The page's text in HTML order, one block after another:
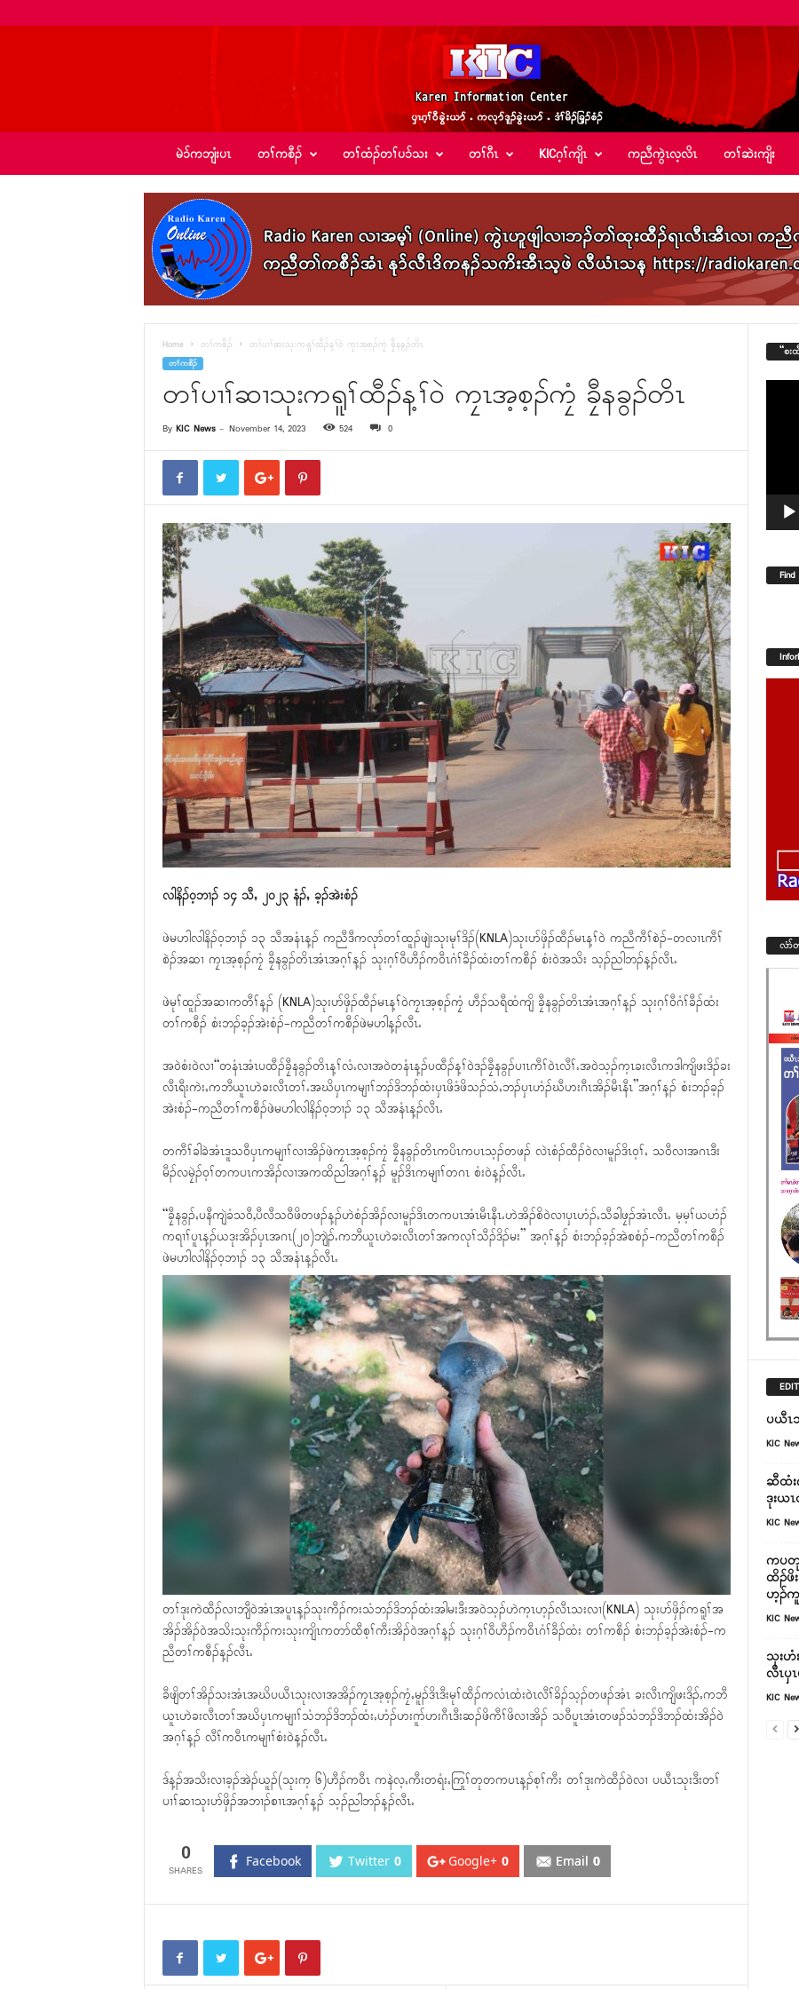
အဲ
မဲၥ်ကဘျံးပၤ တၢ်ကစီၣ် တၢ်ထံၣ်တၢ်ပၥ်သး တၢ်ဂီၤ KICဂ့ၢ်ကျိၤ ကညီကွဲၤလ့လိၤ တၢ်ဆဲးကျိး
Home တၢ်ကစီၣ် တၢ်ပၢၢ်ဆၢသုးကရူၢ်ထီၣ်န့ၢ်၀ဲ ကၠၤအ့စ့ၣ်ကၠံ ခၠီနခွၣ်တိၤ
တၢ်ကစီၣ်
တၢ်ပၢၢ်ဆၢသုးကရူၢ်ထီၣ်န့ၢ်၀ဲ ကၠၤအ့စ့ၣ်ကၠံ ခၠီနခွၣ်တိၤ
By KIC News- November 14, 2023 524 0
လါနိၣ်၀့ဘၢၣ် ၁၄ သီႇ ၂၀၂၃ နံၣ်ႇ ခ့ၣ်အဲးစံၣ်
ဖဲမဟါလါနိၣ်၀့ဘၢၣ် ၁၃ သီအနံၤန့ၣ် ကညီဒီကလုာ်တၢ်ထူၣ်ဖျဲးသုးမုၢ်ဒိၣ်(KNLA)သုးပာ်ဖှိၣ်ထီၣ်မၤန့ၢ်၀ဲ ကညီကီၢ်စဲၣ်-တလၢၤကီၢ်
စဲၣ်အဆၢ ကၠၤအ့စ့ၣ်ကၠံ ခၠီနခွၣ်တိၤအံၤအဂ့ၢ်န့ၣ် သုးဂ့ၢ်၀ီဟီၣ်က၀ီၤဂံၢ်ခီၣ်ထံးတၢ်ကစီၣ် စံး၀ဲအသိး သ့ၣ်ညါဘၣ်န့ၣ်လီၤႉ
ဖဲမုၢ်ထူၣ်အဆၢကတီၢ်န့ၣ် (KNLA)သုးပာ်ဖှိၣ်ထီၣ်မၤန့ၢ်၀ဲကၠၤအ့စ့ၣ်ကၠံ ဟီၣ်သရီထံကျိ ခၠီနခွၣ်တိၤအံၤအဂ့ၢ်န့ၣ် သုးဂ့ၢ်၀ီဂံၢ်ခီၣ်ထံး
တၢ်ကစီၣ် စံးဘၣ်ခ့ၣ်အဲးစံၣ်-ကညီတၢ်ကစီၣ်ဖဲမဟါန့ၣ်လီၤႉ
အ၀ဲစံး၀ဲလၢ“တနံၤအံၤပထီၣ်ခၠီနခွၣ်တိၤန့ၢ်လံႉလၢအ၀ဲတနံၤန့ၣ်ပထီၣ်န့ၢ်၀ဲဒၣ်ခၠီနခွၣ်ပၢၤကီၢ်၀ဲၤလီၢ်ႉအ၀ဲသ့ၣ်က့ၤခးလီၤကဒါကျိဖးဒိၣ်ခး
လီၤရီးကဲးႇကဘီယူၤဟဲခးလီၤတၢ်ႉအဃိၦၤကမျၢၢ်ဘၣ်ဒိဘၣ်ထံးၦၤဖိဒံဖိသၣ်သံႇဘၣ်ၦၤဟံၣ်ဃီဟးဂီၤအိၣ်မီၤနီၤ”အဂ့ၢ်န့ၣ် စံးဘၣ်ခ့ၣ်
အဲးစံၣ်-ကညီတၢ်ကစီၣ်ဖဲမဟါလါနိၣ်၀့ဘၢၣ် ၁၃ သီအနံၤန့ၣ်လီၤႉ
တကီၢ်ခါခဲအံၤဒူသ၀ီၦၤကမျၢၢ်လၢအိၣ်ဖဲကၠၤအ့စ့ၣ်ကၠံ ခၠီနခွၣ်တိၤကပိၤကပၤသ့ၣ်တဖၣ် လဲၤစံၣ်ထီၣ်၀ဲလၢမူၣ်ဒိၤ၀့ၢ်ႇ သ၀ီလၢအဂၤဒီး
မီၣ်လမၠဲၣ်၀့ၢ်တကပၤကအိၣ်လၢအကထိညါအဂ့ၢ်န့ၣ် မူၣ်ဒိၤကမျၢၢ်တဂၤ စံး၀ဲန့ၣ်လီၤႉ
“ခၠီနခွၣ်ႇပနီကျဲခံသ၀ီ,ပီလီသ၀ီဖိတဖၣ်န့ၣ်ဟဲစံၣ်အိၣ်လၢမူၣ်ဒိၤတကပၤအံၤမီၤနီၤႉဟဲအိၣ်စိ၀ဲလၢၦၤဟံၣ်ႇသီခါဖၠၣ်အံၤလီၤႉ မ့မ့ၢ်ယဟံၣ်
ကရၢၢ်ပူၤန့ၣ်ယဒုးအိၣ်ၦၤအဂၤ(၂၀)ဘျဲၣ်ႉကဘီယူၤဟဲခးလီၤတၢ်အကလုၢ်သီၣ်ဒိၣ်မး” အဂ့ၢ်န့ၣ် စံးဘၣ်ခ့ၣ်အဲစစံၣ်-ကညီတၢ်ကစီၣ်
ဖဲမဟါလါနိၣ်၀့ဘၢၣ် ၁၃ သီအနံၤန့ၣ်လီၤႉ
တၢ်ဒုးကဲထီၣ်လၢဘျီ၀ဲအံၤအပူၤန့ၣ်သုးကီၣ်ကးသံဘၣ်ဒိဘၣ်ထံးအါမးဒီးအ၀ဲသ့ၣ်ဟဲက့ၤဟ့ၣ်လီၤသးလၢ(KNLA) သုးပာ်ဖှိၣ်ကရူၢ်အ
အိၣ်အိၣ်၀ဲအသိးသုးကီၣ်ကးသုးကျိၤကတာ်ထီစ့ၢ်ကီးအိၣ်၀ဲအဂ့ၢ်န့ၣ် သုးဂ့ၢ်၀ီဟီၣ်က၀ီၤဂံၢ်ခီၣ်ထံး တၢ်ကစီၣ် စံးဘၣ်ခ့ၣ်အဲးစံၣ်-က
ညီတၢ်ကစီၣ်န့ၣ်လီၤႉ
ခီဖျိတၢ်အိၣ်သးအံၤအဃိပယီၤသုးလၢအအိၣ်ကၠၤအ့စ့ၣ်ကၠံႇမူၣ်ဒိၤဒီးမုၢ်ထီၣ်ကလံၤထံး၀ဲၤလီၢ်ခိၣ်သ့ၣ်တဖၣ်အံၤ ခးလီၤကျိဖးဒိၣ်ႇကဘီ
ယူၤဟဲခးလီၤတၢ်အဃိၦၤကမျၢၢ်သံဘၣ်ဒိဘၣ်ထံးႇဟံၣ်ဟးဂူာ်ဟးဂီၤဒီးဆၣ်ဖိကီၢ်ဖိလၢအိၣ် သ၀ီပူၤအံၤတဖၣ်သံဘၣ်ဒိဘၣ်ထံးအိၣ်၀ဲ
အဂ့ၢ်န့ၣ် လီၢ်က၀ီၤကမျၢၢ်စံး၀ဲန့ၣ်လီၤႉ
ဒ်န့ၣ်အသိးလၢခ့ၣ်အဲၣ်ယူၣ်(သုးက့ ၆)ဟီၣ်က၀ီၤ ကနဲလ့ႇကီးတရံးႇကြုၢ်တုတကပၤန့ၣ်စ့ၢ်ကီး တၢ်ဒုးကဲထီၣ်၀ဲလၢ ပယီၤသုးဒီးတၢ်
ပၢၢ်ဆၢသုးပာ်ဖှိၣ်အဘၢၣ်စၢၤအဂ့ၢ်န့ၣ် သ့ၣ်ညါဘၣ်န့ၣ်လီၤႉ
0 Facebook Twitter 0 Google+ 0 Email 0
“စ
လံာ်
ပယီၤ
KIC
ဆီထံး
ဒုးယ
KIC
ကပတု
ထိၣ်ဖိ
ဟ့ၣ်ကူ
KIC
သုးဟံ
လီၤၦ
KIC